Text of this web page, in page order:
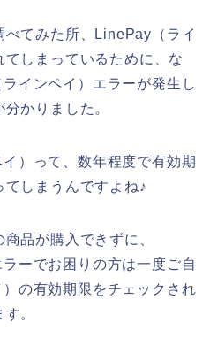
てみた所、LinePay（ライ
しまっているために、な
インペイ）エラーが発生し
かりました。
）って、数年程度で有効期
しまうんですよね♪
品が購入できずに、
ーでお困りの方は一度ご自
の有効期限をチェックされ
。